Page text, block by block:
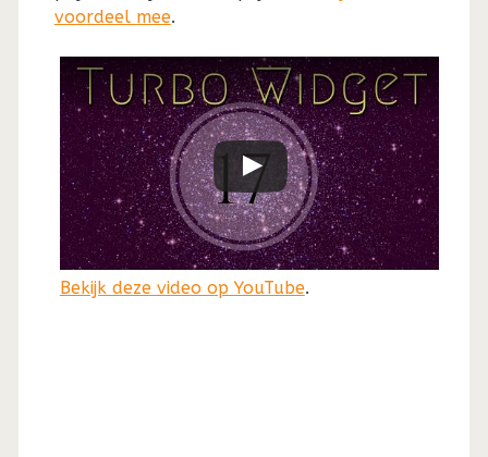
voordeel mee.
Bekijk deze video op YouTube.